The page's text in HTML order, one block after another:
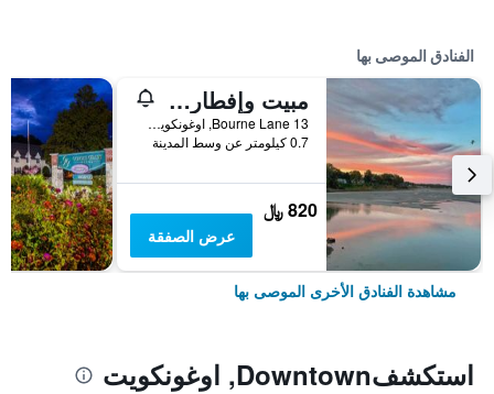
الفنادق الموصى بها
مبيت وإفطار بورن
13 Bourne Lane, اوغونكويت, ME, الولايات المتحدة الأميريكية
0.7 كيلومتر عن وسط المدينة
820 ﷼
عرض الصفقة
مشاهدة الفنادق الأخرى الموصى بها
استكشفDowntown, اوغونكويت